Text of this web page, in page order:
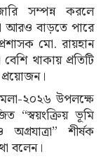
সম্পন্ন করলে
আরও বাড়তে পারে
মো. রায়হান
থাকায় প্রতিটি
২০২৬ উপলক্ষে
“স্বয়ংক্রিয় ভূমি
শীর্ষক
বলেন।